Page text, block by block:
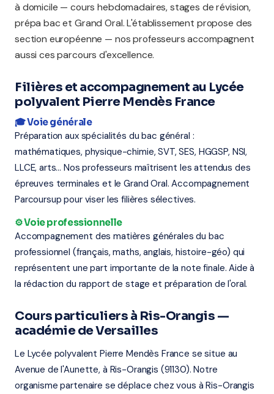
à domicile — cours hebdomadaires, stages de révision,
prépa bac et Grand Oral. L'établissement propose des
section européenne — nos professeurs accompagnent
aussi ces parcours d'excellence.
Filières et accompagnement au Lycée
polyvalent Pierre Mendès France
🎓 Voie générale
Préparation aux spécialités du bac général :
mathématiques, physique-chimie, SVT, SES, HGGSP, NSI,
LLCE, arts... Nos professeurs maîtrisent les attendus des
épreuves terminales et le Grand Oral. Accompagnement
Parcoursup pour viser les filières sélectives.
⚙️ Voie professionnelle
Accompagnement des matières générales du bac
professionnel (français, maths, anglais, histoire-géo) qui
représentent une part importante de la note finale. Aide à
la rédaction du rapport de stage et préparation de l'oral.
Cours particuliers à Ris-Orangis —
académie de Versailles
Le Lycée polyvalent Pierre Mendès France se situe au
Avenue de l'Aunette, à Ris-Orangis (91130). Notre
organisme partenaire se déplace chez vous à Ris-Orangis